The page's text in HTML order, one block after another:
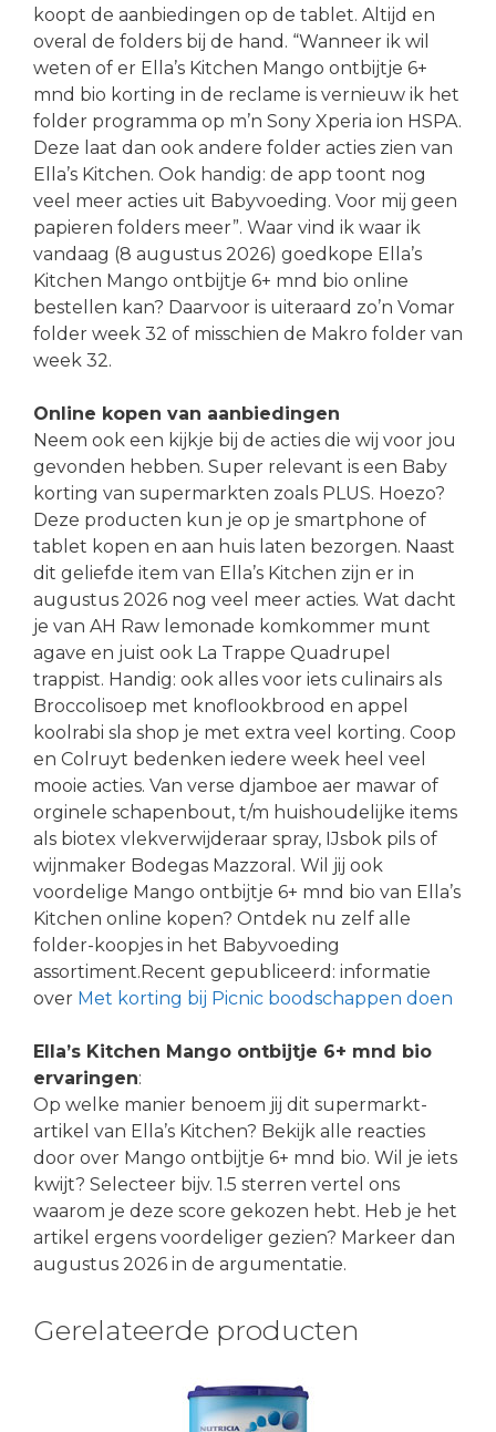
koopt de aanbiedingen op de tablet. Altijd en
overal de folders bij de hand. “Wanneer ik wil
weten of er Ella’s Kitchen Mango ontbijtje 6+
mnd bio korting in de reclame is vernieuw ik het
folder programma op m’n Sony Xperia ion HSPA.
Deze laat dan ook andere folder acties zien van
Ella’s Kitchen. Ook handig: de app toont nog
veel meer acties uit Babyvoeding. Voor mij geen
papieren folders meer”. Waar vind ik waar ik
vandaag (8 augustus 2026) goedkope Ella’s
Kitchen Mango ontbijtje 6+ mnd bio online
bestellen kan? Daarvoor is uiteraard zo’n Vomar
folder week 32 of misschien de Makro folder van
week 32.
Online kopen van aanbiedingen
Neem ook een kijkje bij de acties die wij voor jou
gevonden hebben. Super relevant is een Baby
korting van supermarkten zoals PLUS. Hoezo?
Deze producten kun je op je smartphone of
tablet kopen en aan huis laten bezorgen. Naast
dit geliefde item van Ella’s Kitchen zijn er in
augustus 2026 nog veel meer acties. Wat dacht
je van AH Raw lemonade komkommer munt
agave en juist ook La Trappe Quadrupel
trappist. Handig: ook alles voor iets culinairs als
Broccolisoep met knoflookbrood en appel
koolrabi sla shop je met extra veel korting. Coop
en Colruyt bedenken iedere week heel veel
mooie acties. Van verse djamboe aer mawar of
orginele schapenbout, t/m huishoudelijke items
als biotex vlekverwijderaar spray, IJsbok pils of
wijnmaker Bodegas Mazzoral. Wil jij ook
voordelige Mango ontbijtje 6+ mnd bio van Ella’s
Kitchen online kopen? Ontdek nu zelf alle
folder-koopjes in het Babyvoeding
assortiment.Recent gepubliceerd: informatie
over Met korting bij Picnic boodschappen doen
Ella’s Kitchen Mango ontbijtje 6+ mnd bio
ervaringen:
Op welke manier benoem jij dit supermarkt-
artikel van Ella’s Kitchen? Bekijk alle reacties
door over Mango ontbijtje 6+ mnd bio. Wil je iets
kwijt? Selecteer bijv. 1.5 sterren vertel ons
waarom je deze score gekozen hebt. Heb je het
artikel ergens voordeliger gezien? Markeer dan
augustus 2026 in de argumentatie.
Gerelateerde producten